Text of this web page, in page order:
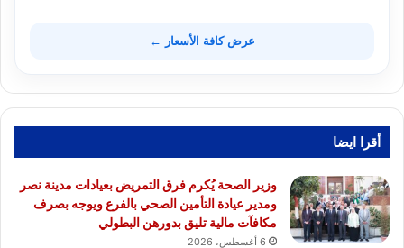
عرض كافة الأسعار ←
أقرا ايضا
وزير الصحة يُكرم فرق التمريض بعيادات مدينة نصر
ومدير عيادة التأمين الصحي بالفرع ويوجه بصرف
مكافآت مالية تليق بدورهن البطولي
6 أغسطس، 2026